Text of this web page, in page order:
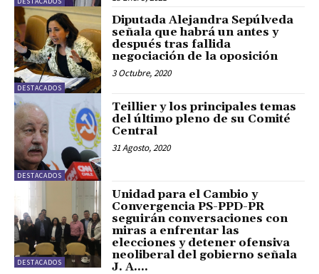
DESTACADOS
Diputada Alejandra Sepúlveda
señala que habrá un antes y
después tras fallida
negociación de la oposición
3 Octubre, 2020
DESTACADOS
Teillier y los principales temas
del último pleno de su Comité
Central
31 Agosto, 2020
DESTACADOS
Unidad para el Cambio y
Convergencia PS-PPD-PR
seguirán conversaciones con
miras a enfrentar las
elecciones y detener ofensiva
neoliberal del gobierno señala
J. A....